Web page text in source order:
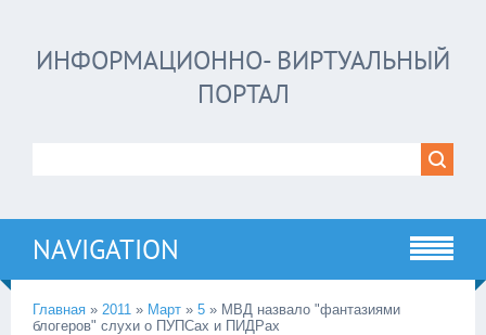
ИНФОРМАЦИОННО- ВИРТУАЛЬНЫЙ
ПОРТАЛ
NAVIGATION
Главная » 2011 » Март » 5 » МВД назвало "фантазиями
блогеров" слухи о ПУПСах и ПИДРах